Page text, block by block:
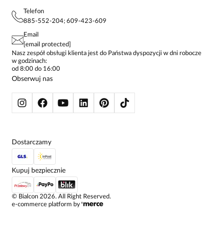
KONTAKTY
POLITYKA PRYWATNOŚCI
STREFA STAŁEGO KLIENTA
KOSZULE DAMSKIE
SPODNIE DAMSKIE
ŻAKIETY I MARYNARKI
SWETRY
BLUZY
Telefon
885-552-204; 609-423-609
Email
[email protected]
Nasz zespół obsługi klienta jest do Państwa dyspozycji w dni robocze
w godzinach:
od 8:00 do 16:00
Obserwuj nas
© Bialcon 2026. All Right Reserved.
e-commerce platform by
Dostarczamy
Kupuj bezpiecznie